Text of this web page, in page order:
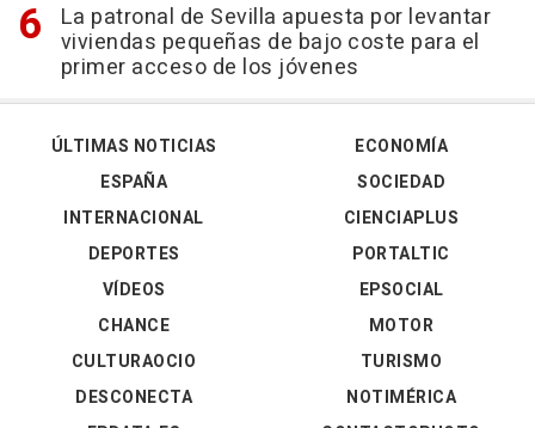
La patronal de Sevilla apuesta por levantar
viviendas pequeñas de bajo coste para el
primer acceso de los jóvenes
ÚLTIMAS NOTICIAS
ESPAÑA
INTERNACIONAL
DEPORTES
VÍDEOS
ECONOMÍA
SOCIEDAD
CIENCIAPLUS
PORTALTIC
EPSOCIAL
CHANCE
CULTURAOCIO
DESCONECTA
MOTOR
TURISMO
NOTIMÉRICA